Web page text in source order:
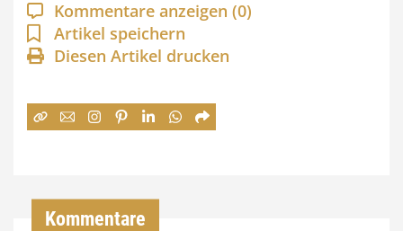
n
n
:
Kommentare anzeigen (0)
Artikel speichern
Diesen Artikel drucken
Kommentare